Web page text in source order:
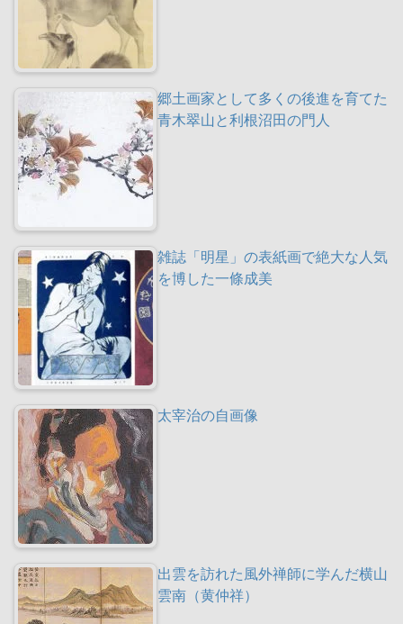
郷土画家として多くの後進を育てた
青木翠山と利根沼田の門人
雑誌「明星」の表紙画で絶大な人気
を博した一條成美
太宰治の自画像
出雲を訪れた風外禅師に学んだ横山
雲南（黄仲祥）